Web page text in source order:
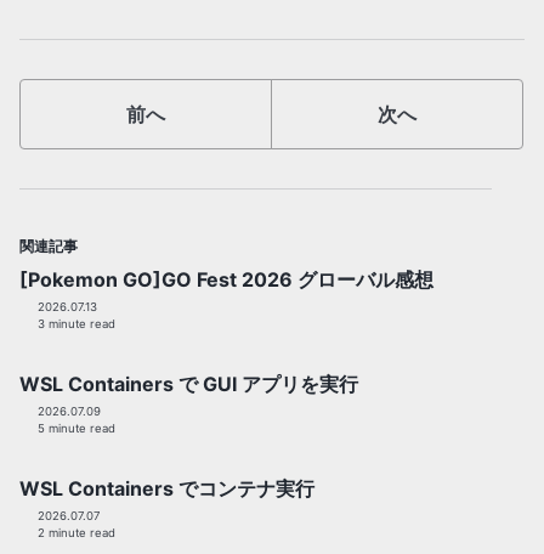
前へ 次へ
関連記事
[Pokemon GO]GO Fest 2026 グローバル感想
2026.07.13
3 minute read
WSL Containers で GUI アプリを実行
2026.07.09
5 minute read
WSL Containers でコンテナ実行
2026.07.07
2 minute read